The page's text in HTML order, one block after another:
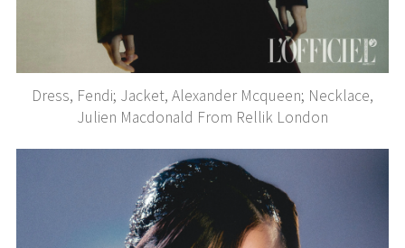
Dress, Fendi; Jacket, Alexander Mcqueen; Necklace,
Julien Macdonald From Rellik London